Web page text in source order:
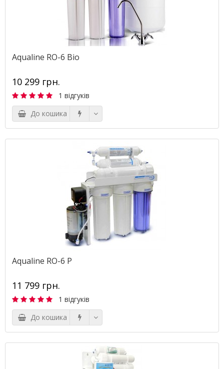
Aqualine RO-6 Bio
10 299 грн.
1 відгуків
До кошика
Aqualine RO-6 P
11 799 грн.
1 відгуків
До кошика